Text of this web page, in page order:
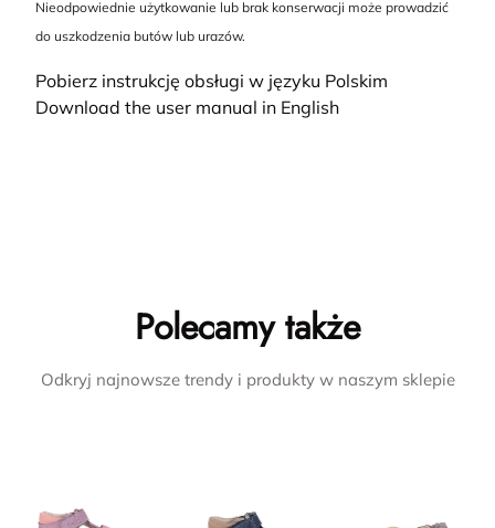
Nieodpowiednie użytkowanie lub brak konserwacji może prowadzić
do uszkodzenia butów lub urazów.
Pobierz instrukcję obsługi w języku Polskim
Download the user manual in English
Polecamy także
Odkryj najnowsze trendy i produkty w naszym sklepie